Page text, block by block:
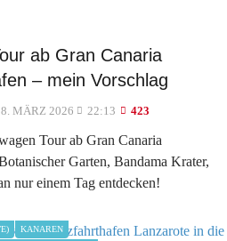
ab Gran Canaria
– mein Vorschlag
MÄRZ 2026 22:13 423
Tour ab Gran Canaria
Garten, Bandama Krater,
nur einem Tag entdecken!
KANAREN